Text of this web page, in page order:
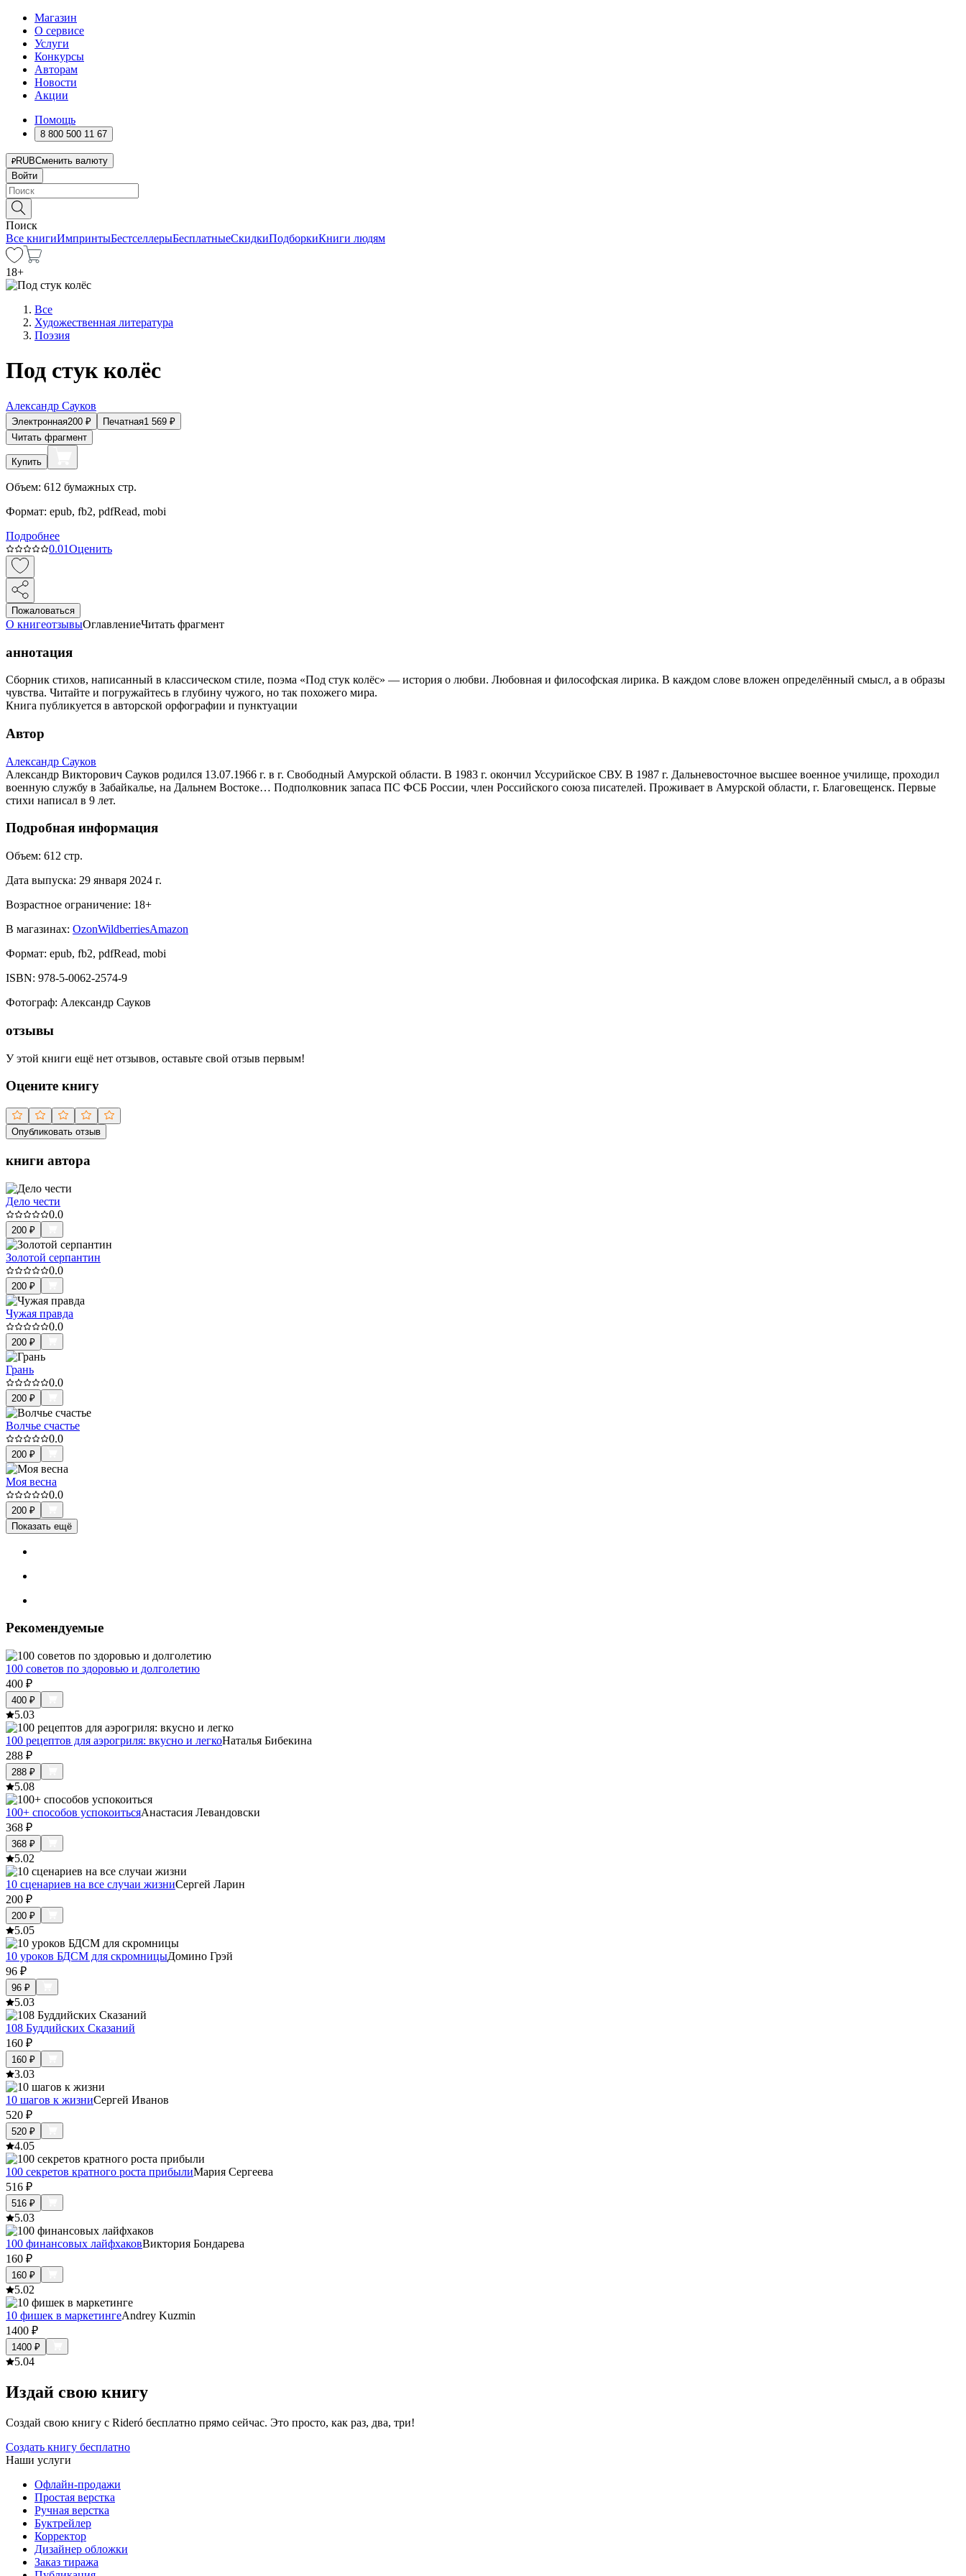
Магазин
О сервисе
Услуги
Конкурсы
Авторам
Новости
Акции
Помощь
8 800 500 11 67
RUBСменить валюту
Войти
Поиск
Все книгиИмпринтыБестселлерыБесплатныеСкидкиПодборкиКниги людям
18+
Все
Художественная литература
Поэзия
Под стук колёс
Александр Сауков
Электронная200 ₽ Печатная1 569 ₽
Читать фрагмент
Купить
Объем: 612 бумажных стр.
Формат: epub, fb2, pdfRead, mobi
Подробнее
0.01Оценить
Пожаловаться
О книгеотзывыОглавлениеЧитать фрагмент
аннотация
Сборник стихов, написанный в классическом стиле, поэма «Под стук колёс» — история о любви. Любовная и философская лирика. В каждом слове вложен определённый смысл, а в образы
чувства. Читайте и погружайтесь в глубину чужого, но так похожего мира.
Книга публикуется в авторской орфографии и пунктуации
Автор
Александр Сауков
Александр Викторович Сауков родился 13.07.1966 г. в г. Свободный Амурской области. В 1983 г. окончил Уссурийское СВУ. В 1987 г. Дальневосточное высшее военное училище, проходил
военную службу в Забайкалье, на Дальнем Востоке… Подполковник запаса ПС ФСБ России, член Российского союза писателей. Проживает в Амурской области, г. Благовещенск. Первые
стихи написал в 9 лет.
Подробная информация
Объем: 612 стр.
Дата выпуска: 29 января 2024 г.
Возрастное ограничение: 18+
В магазинах: OzonWildberriesAmazon
Формат: epub, fb2, pdfRead, mobi
ISBN: 978-5-0062-2574-9
Фотограф: Александр Сауков
отзывы
У этой книги ещё нет отзывов, оставьте свой отзыв первым!
Оцените книгу
Опубликовать отзыв
книги автора
Дело чести
0.0
200 ₽
Золотой серпантин
0.0
200 ₽
Чужая правда
0.0
200 ₽
Грань
0.0
200 ₽
Волчье счастье
0.0
200 ₽
Моя весна
0.0
200 ₽
Показать ещё
Рекомендуемые
100 советов по здоровью и долголетию
400 ₽
400 ₽
5.03
100 рецептов для аэрогриля: вкусно и легкоНаталья Бибекина
288 ₽
288 ₽
5.08
100+ способов успокоитьсяАнастасия Левандовски
368 ₽
368 ₽
5.02
10 сценариев на все случаи жизниСергей Ларин
200 ₽
200 ₽
5.05
10 уроков БДСМ для скромницыДомино Грэй
96 ₽
96 ₽
5.03
108 Буддийских Сказаний
160 ₽
160 ₽
3.03
10 шагов к жизниСергей Иванов
520 ₽
520 ₽
4.05
100 секретов кратного роста прибылиМария Сергеева
516 ₽
516 ₽
5.03
100 финансовых лайфхаковВиктория Бондарева
160 ₽
160 ₽
5.02
10 фишек в маркетингеAndrey Kuzmin
1400 ₽
1400 ₽
5.04
Издай свою книгу
Создай свою книгу с Rideró бесплатно прямо сейчас. Это просто, как раз, два, три!
Создать книгу бесплатно
Наши услуги
Офлайн-продажи
Простая верстка
Ручная верстка
Буктрейлер
Корректор
Дизайнер обложки
Заказ тиража